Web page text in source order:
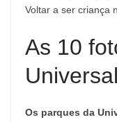
Voltar a ser criança
As 10
Universal
Os parques da